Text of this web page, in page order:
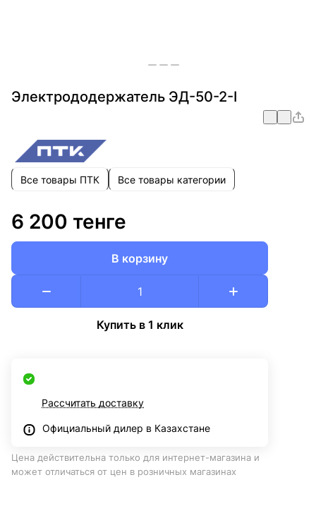
Электрододержатель ЭД-50-2-I
Все товары ПТК Все товары категории
6 200 тенге
В корзину
Купить в 1 клик
Рассчитать доставку
Официальный дилер в Казахстане
Цена действительна только для интернет-магазина и
может отличаться от цен в розничных магазинах